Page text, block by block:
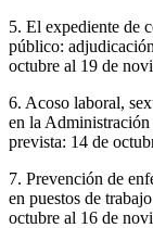
5. El expediente de
público:
octubre al 19 de
6. Acoso laboral,
en la Administración
prevista: 14 de
7. Prevención de
en puestos de
octubre al 16 de